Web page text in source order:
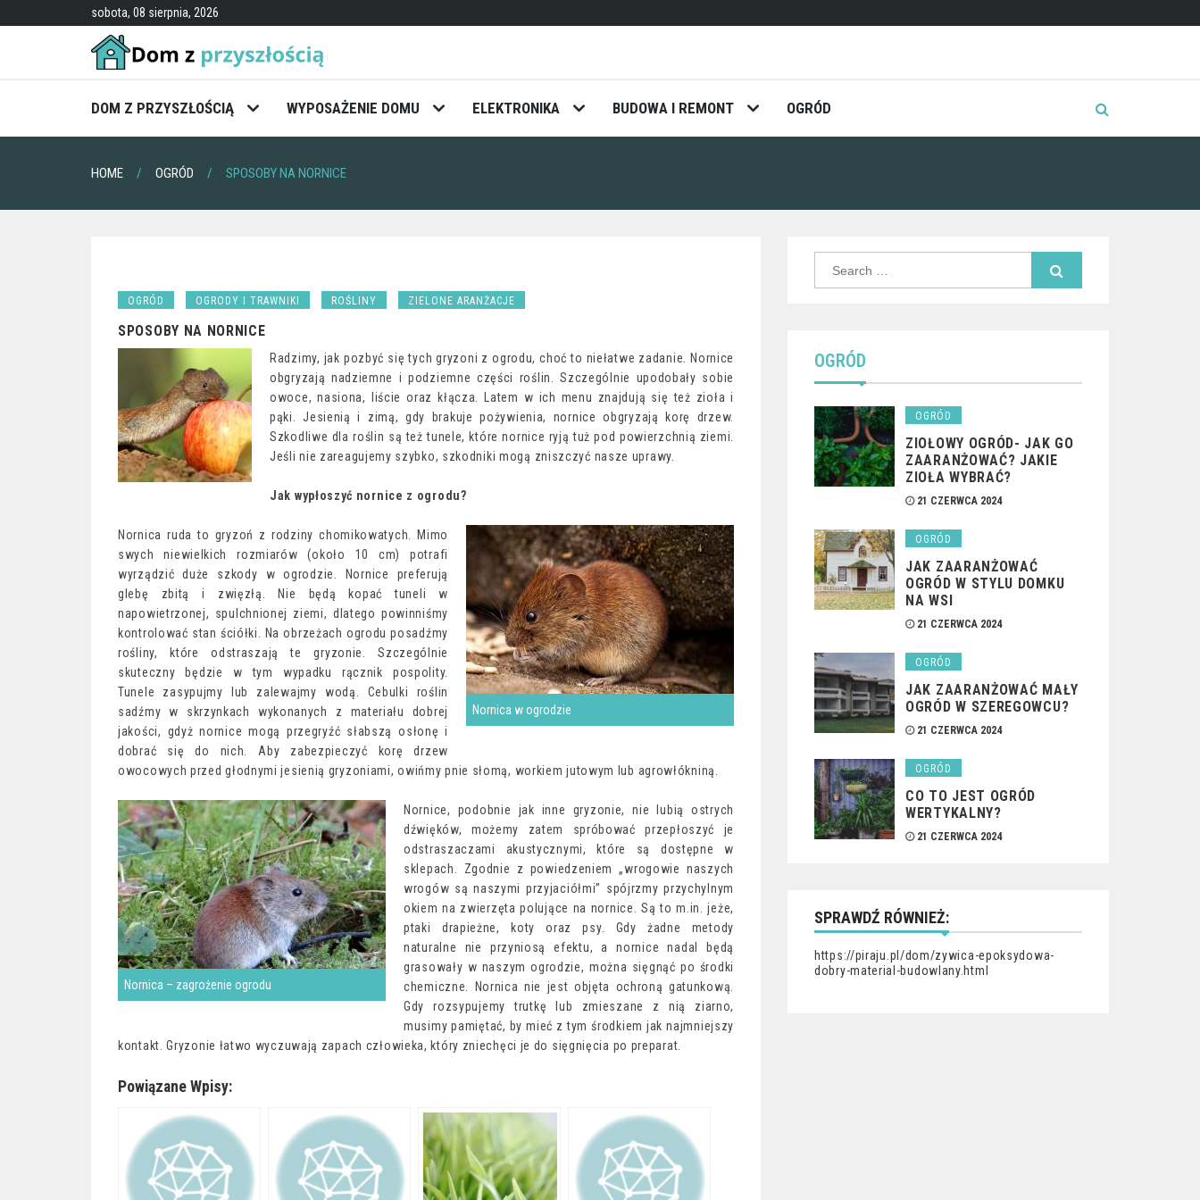
sobota, 08 sierpnia, 2026
DOM Z PRZYSZŁOŚCIĄ WYPOSAŻENIE DOMU ELEKTRONIKA BUDOWA I REMONT OGRÓD
HOME OGRÓD SPOSOBY NA NORNICE
OGRÓD OGRODY I TRAWNIKI ROŚLINY ZIELONE ARANŻACJE
SPOSOBY NA NORNICE
Radzimy, jak pozbyć się tych gryzoni z ogrodu, choć to niełatwe zadanie. Nornice
obgryzają nadziemne i podziemne części roślin. Szczególnie upodobały sobie
owoce, nasiona, liście oraz kłącza. Latem w ich menu znajdują się też zioła i
pąki. Jesienią i zimą, gdy brakuje pożywienia, nornice obgryzają korę drzew.
Szkodliwe dla roślin są też tunele, które nornice ryją tuż pod powierzchnią ziemi.
Jeśli nie zareagujemy szybko, szkodniki mogą zniszczyć nasze uprawy.
Jak wypłoszyć nornice z ogrodu?
Nornica w ogrodzie
Nornica ruda to gryzoń z rodziny chomikowatych. Mimo
swych niewielkich rozmiarów (około 10 cm) potrafi
wyrządzić duże szkody w ogrodzie. Nornice preferują
glebę zbitą i zwięzłą. Nie będą kopać tuneli w
napowietrzonej, spulchnionej ziemi, dlatego powinniśmy
kontrolować stan ściółki. Na obrzeżach ogrodu posadźmy
rośliny, które odstraszają te gryzonie. Szczególnie
skuteczny będzie w tym wypadku rącznik pospolity.
Tunele zasypujmy lub zalewajmy wodą. Cebulki roślin
sadźmy w skrzynkach wykonanych z materiału dobrej
jakości, gdyż nornice mogą przegryźć słabszą osłonę i
dobrać się do nich. Aby zabezpieczyć korę drzew
owocowych przed głodnymi jesienią gryzoniami, owińmy pnie słomą, workiem jutowym lub agrowłókniną.
Nornica – zagrożenie ogrodu
Nornice, podobnie jak inne gryzonie, nie lubią ostrych
dźwięków, możemy zatem spróbować przepłoszyć je
odstraszaczami akustycznymi, które są dostępne w
sklepach. Zgodnie z powiedzeniem „wrogowie naszych
wrogów są naszymi przyjaciółmi” spójrzmy przychylnym
okiem na zwierzęta polujące na nornice. Są to m.in. jeże,
ptaki drapieżne, koty oraz psy. Gdy żadne metody
naturalne nie przyniosą efektu, a nornice nadal będą
grasowały w naszym ogrodzie, można sięgnąć po środki
chemiczne. Nornica nie jest objęta ochroną gatunkową.
Gdy rozsypujemy trutkę lub zmieszane z nią ziarno,
musimy pamiętać, by mieć z tym środkiem jak najmniejszy
kontakt. Gryzonie łatwo wyczuwają zapach człowieka, który zniechęci je do sięgnięcia po preparat.
Powiązane Wpisy:
OGRÓD
OGRÓD
ZIOŁOWY OGRÓD- JAK GO
ZAARANŻOWAĆ? JAKIE
ZIOŁA WYBRAĆ?
21 CZERWCA 2024
OGRÓD
JAK ZAARANŻOWAĆ
OGRÓD W STYLU DOMKU
NA WSI
21 CZERWCA 2024
OGRÓD
JAK ZAARANŻOWAĆ MAŁY
OGRÓD W SZEREGOWCU?
21 CZERWCA 2024
OGRÓD
CO TO JEST OGRÓD
WERTYKALNY?
21 CZERWCA 2024
SPRAWDŹ RÓWNIEŻ:
https://piraju.pl/dom/zywica-epoksydowa-
dobry-material-budowlany.html